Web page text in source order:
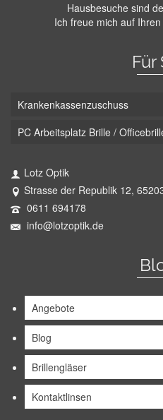
Hausbesuche sind
Ich freue mich auf
Für
Krankenkassenzuschuss
PC Arbeitsplatz Brille /
Lotz Optik
Strasse der Republik 12,
0611 694178
info@lotzoptik.de
Angebote
Blog
Brillengläser
Kontaktlinsen